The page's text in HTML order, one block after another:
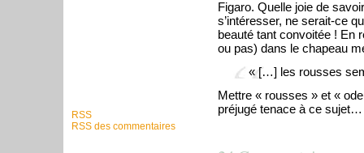
RSS
RSS des commentaires
Figaro. Quelle joie de
s’intéresser, ne serait-ce
beauté tant convoitée ! En
ou pas) dans le chapeau
« […] les rousses
Mettre « rousses » et «
préjugé tenace à ce sujet…